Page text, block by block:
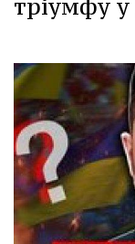
тріумфу у